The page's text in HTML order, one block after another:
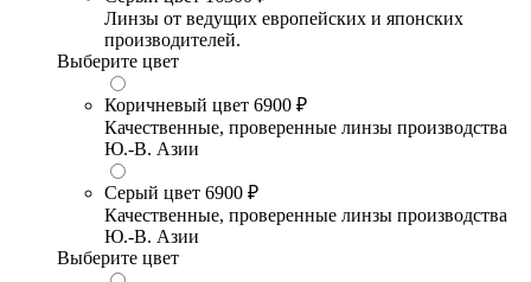
Линзы от ведущих европейских и японских
производителей.
Выберите цвет
Коричневый цвет 6900 ₽
Качественные, проверенные линзы производства
Ю.-В. Азии
Серый цвет 6900 ₽
Качественные, проверенные линзы производства
Ю.-В. Азии
Выберите цвет